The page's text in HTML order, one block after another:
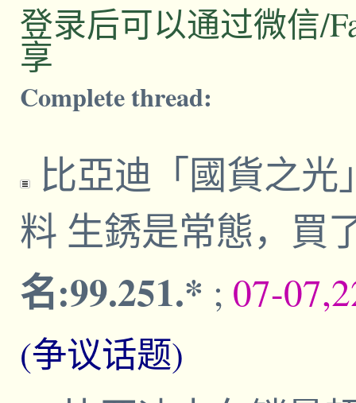
登录后可以通过微信/
享
Complete thread:
比亞迪「國貨之
料 生銹是常態，買
名:99.251.* ; 07-
(争议话题)